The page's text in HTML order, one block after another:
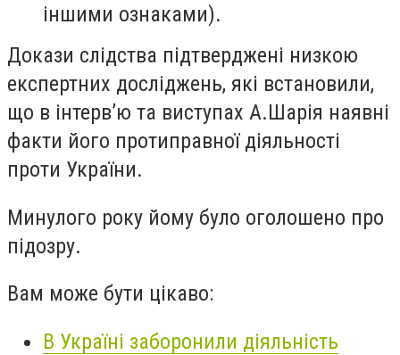
іншими ознаками).
Докази слідства підтверджені низкою
експертних досліджень, які встановили,
що в інтерв’ю та виступах А.Шарія наявні
факти його протиправної діяльності
проти України.
Минулого року йому було оголошено про
підозру.
Вам може бути цікаво:
В Україні заборонили діяльність